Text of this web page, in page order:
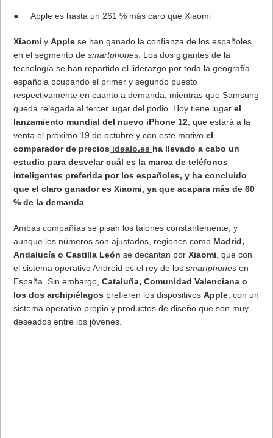
●Apple es hasta un 261 % más caro queXiaomi
Xiaomi yApple se han ganado la confianza de los españoles
en el segmento desmartphones. Los dos gigantes de la
tecnología se han repartido el liderazgo por toda la geografía
española ocupando el primer y segundo puesto
respectivamente en cuanto a demanda, mientras que Samsung
queda relegada al tercer lugar del podio. Hoy tiene lugarel
lanzamiento mundial del nuevo iPhone 12, que estará a la
venta el próximo 19 de octubre y con este motivoel
comparador de precios idealo.es ha llevado a cabo un
estudio para desvelar cuál es la marca de teléfonos
inteligentes preferida por los españoles, y ha concluido
que el claro ganador esXiaomi, ya que acapara más de 60
% de la demanda.
Ambas compañías se pisan los talones constantemente, y
aunque los números son ajustados, regiones como Madrid,
Andalucía o Castilla Leónse decantan porXiaomi, que con
el sistema operativo Android es el rey de lossmartphones en
España. Sin embargo,Cataluña, Comunidad Valenciana o
los dos archipiélagos prefieren los dispositivosApple, con un
sistema operativo propio y productos de diseño que son muy
deseados entre los jóvenes.